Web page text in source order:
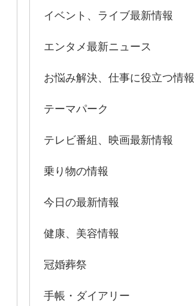
イベント、ライブ最新情報
エンタメ最新ニュース
お悩み解決、仕事に役立つ情報
テーマパーク
テレビ番組、映画最新情報
乗り物の情報
今日の最新情報
健康、美容情報
冠婚葬祭
手帳・ダイアリー